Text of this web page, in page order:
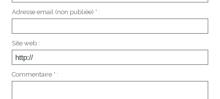
Adresse email (non publiée) * :
Site web :
Commentaire * :